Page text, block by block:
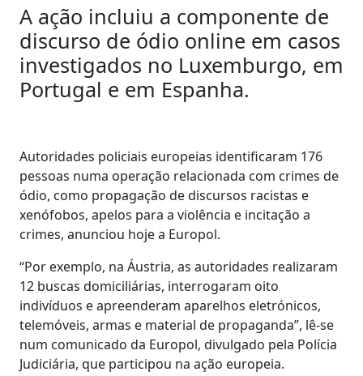
A ação incluiu a componente de
discurso de ódio online em casos
investigados no Luxemburgo, em
Portugal e em Espanha.
Autoridades policiais europeias identificaram 176
pessoas numa operação relacionada com crimes de
ódio, como propagação de discursos racistas e
xenófobos, apelos para a violência e incitação a
crimes, anunciou hoje a Europol.
“Por exemplo, na Áustria, as autoridades realizaram
12 buscas domiciliárias, interrogaram oito
indivíduos e apreenderam aparelhos eletrónicos,
telemóveis, armas e material de propaganda”, lê-se
num comunicado da Europol, divulgado pela Polícia
Judiciária, que participou na ação europeia.